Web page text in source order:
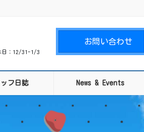
日：12/31-1/3
お問い合わせ
フ日誌 News & Events